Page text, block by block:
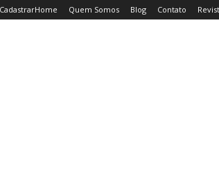
Home Quem Somos Blog Contato